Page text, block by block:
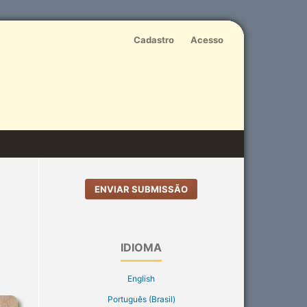
Cadastro Acesso
ENVIAR SUBMISSÃO
IDIOMA
English
Português (Brasil)